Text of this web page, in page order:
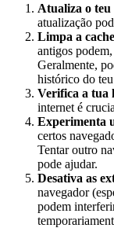
Atualiza o teu
atualização
Limpa a
antigos
Geralmente,
histórico do
Verifica a tua
internet é
Experimenta
certos
Tentar outro
pode ajudar.
Desativa as
navegador
podem